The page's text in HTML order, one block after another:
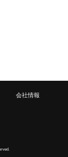
会社情報